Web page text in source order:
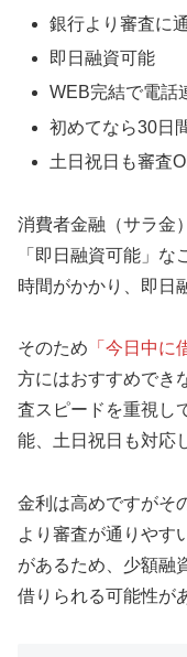
銀行より審査に
即日融資可能
WEB完結で電話
初めてなら30日
土日祝日も審査
消費者金融（サラ金
「即日融資可能」
時間がかかり、即日
そのため 「今日中に
方にはおすすめでき
査スピードを重視し
能、土日祝日も対応
金利は高めですがそ
より審査が通りやす
があるため、少額融
借りられる可能性が